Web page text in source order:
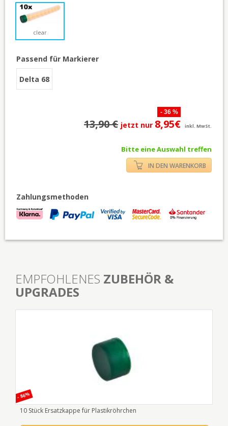
clear
Passend für Markierer
Delta 68
- 36 %
13,90 € jetzt nur 8,95€ inkl. MwSt.
Bitte eine Auswahl treffen
IN DEN WARENKORB
Zahlungsmethoden
EMPFOHLENES ZUBEHÖR &
UPGRADES
- 86%
10 Stück Ersatzkappe für Plastikröhrchen